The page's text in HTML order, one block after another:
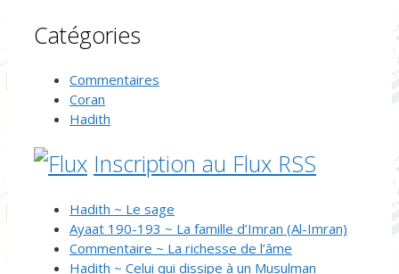
Catégories
Commentaires
Coran
Hadith
Inscription au Flux RSS
Hadith ~ Le sage
Ayaat 190-193 ~ La famille d’Imran (Al-Imran)
Commentaire ~ La richesse de l’âme
Hadith ~ Celui qui dissipe à un Musulman